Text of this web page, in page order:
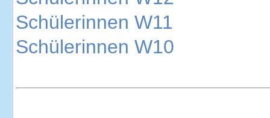
Schülerinnen W11
Schülerinnen W10